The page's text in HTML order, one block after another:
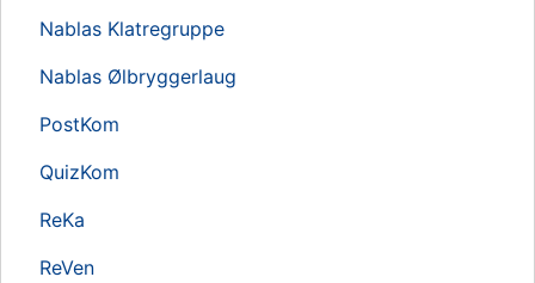
Nablas Klatregruppe
Nablas Ølbryggerlaug
PostKom
QuizKom
ReKa
ReVen